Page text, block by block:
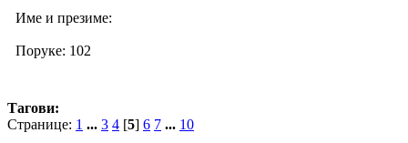
Име и презиме:
Поруке: 102
Тагови:
Странице: 1 ... 3 4 [5] 6 7 ... 10